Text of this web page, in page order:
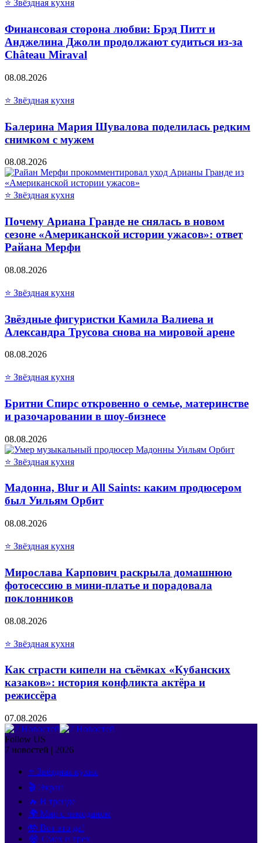
⭐ Звёздная кухня
Финансовая сторона любви: Брэд Питт и
Анджелина Джоли продолжают судиться из-за
Château Miraval
08.08.2026
⭐ Звёздная кухня
Балерина Мария Шувалова поделилась редким
снимком с мужем
08.08.2026
⭐ Звёздная кухня
Почему Ариана Гранде не снялась в новом
сезоне «Американской истории ужасов»: ответ
Райана Мерфи
08.08.2026
⭐ Звёздная кухня
Звёздные фигуристки Камила Валиева и
Александра Трусова снова на мировой арене
08.08.2026
⭐ Звёздная кухня
Бритни Спирс откровенно о семье, материнстве
и разочаровании в шоу-бизнесе
08.08.2026
⭐ Звёздная кухня
Мадонна, Blur и All Saints: каким продюсером
был Уильям Орбит
08.08.2026
⭐ Звёздная кухня
Мирослава Карпович раскрыла домашнюю
фотосессию в мини-платье и порадовала
поклонников
08.08.2026
⭐ Звёздная кухня
Как страсти кипели на съёмках «Кубанских
казаков»: история конфликта актёра и
режиссёра
07.08.2026
Follow US
7 новостей | 2026
⭐ Звёздная кухня
🎬 Экран
🔥 В тренде
🌍 Мир с чемоданом
🤯 Вот это да!
😂 Смех и грех